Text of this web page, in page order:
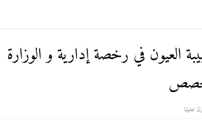
العيون في رخصة إدارية و الوزارة
تعليقا